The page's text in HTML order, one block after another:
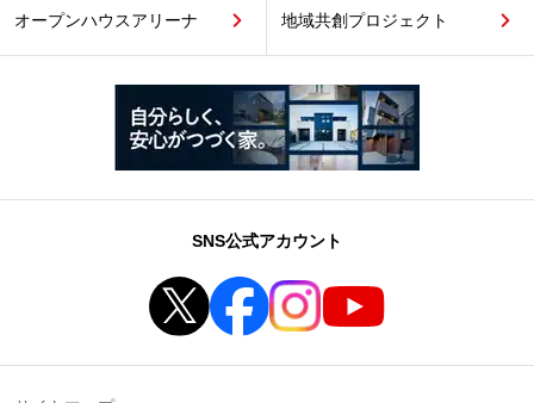
オープンハウスアリーナ 地域共創プロジェクト
SNS公式アカウント